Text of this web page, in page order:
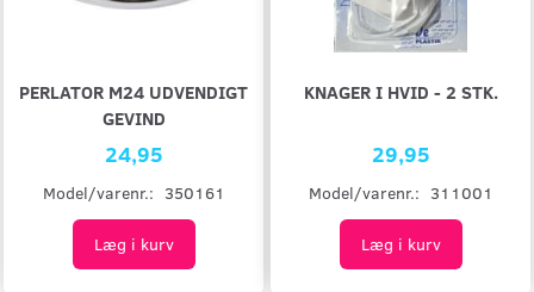
PERLATOR M24 UDVENDIGT
GEVIND
24,95
Model/varenr.: 350161
Læg i kurv
KNAGER I HVID - 2 STK.
29,95
Model/varenr.: 311001
Læg i kurv